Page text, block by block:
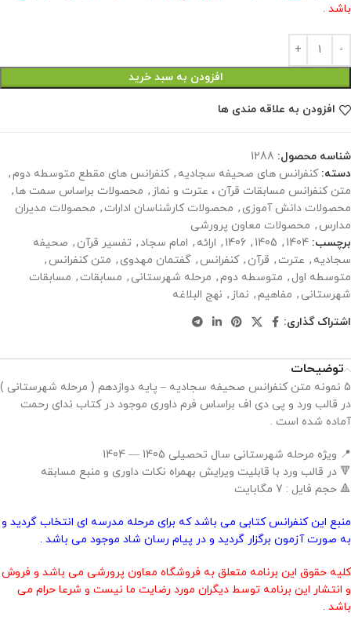
باشد .
افزودن به سبد خرید
افزودن به علاقه مندی ها
شناسه محصول: 1288
دسته: کنفرانس های صحیفه سجادیه , کنفرانس های مقطع متوسطه دوم,
متن کنفرانس مسابقات قرآن ، عترت و نماز , محصولات براساس سمت ها,
محصولات دانش آموزی , محصولات کارشناسان ادارات , محصولات مدیران
مدارس , محصولات معاون پرورشی
برچسب: 1404
,
1405
,
1406
, ارائه , امام سجاد , تفسیر قرآن , صحیفه
سجادیه , عترت , قرآن , کنفرانس , گفتمان مهدوی , متن کنفرانس ,
متوسطه اول , متوسطه دوم, مرحله شهرستانی , مسابقات , مسابقات
شهرستانی , مفاهیم, نماز , نهج البلاغه
اشتراک گذاری:
توضیحات
5 نمونه متن کنفرانس صحیفه سجادیه – پایه دوازدهم ( مرحله شهرستانی )
در قالب ورد و پی دی اف براساس فرم داوری موجود در کتاب ندای رحمت
آماده شده است .
📍 ویژه مرحله شهرستانی سال تحصیلی 1405 — 1404
🔻 در قالب ورد با قابلیت ویرایش بهمراه نکات داوری و منبع مسابقه
🔺 حجم فایل : 7 مگابایت
منبع این کنفرانس کتابی می باشد که برای مرحله مدرسه ای انتخاب گردید و
به صورت آزمون برگزار گردید و در پیام رسان شاد موجود می باشد .
کلیه حقوق این برنامه متعلق به فروشگاه معاون پرورشی می باشد و فروش
و انتشار این برنامه توسط دیگران مورد رضایت ما نیست و شرعا حرام می
باشد .